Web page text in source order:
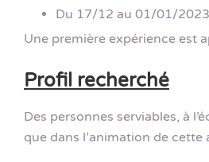
Du 17/12 au 01/01/
Une première expérience est
Profil recherché
Des personnes serviables, à
que dans l’animation de cette